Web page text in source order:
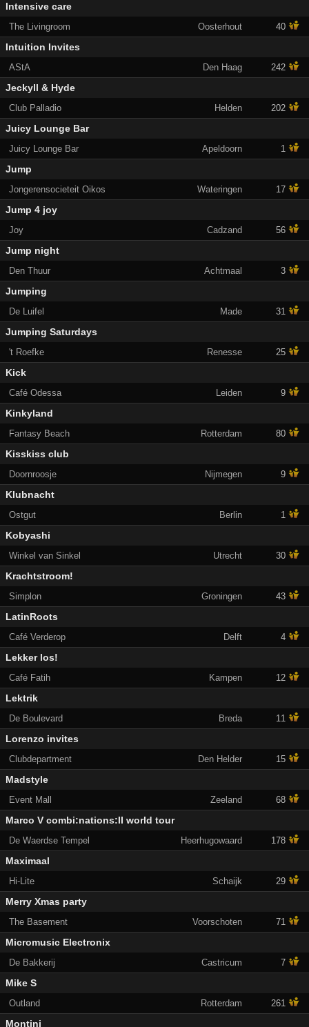
Intensive care
The Livingroom Oosterhout 40
Intuition Invites
AStA Den Haag 242
Jeckyll & Hyde
Club Palladio Helden 202
Juicy Lounge Bar
Juicy Lounge Bar Apeldoorn 1
Jump
Jongerensocieteit Oikos Wateringen 17
Jump 4 joy
Joy Cadzand 56
Jump night
Den Thuur Achtmaal 3
Jumping
De Luifel Made 31
Jumping Saturdays
't Roefke Renesse 25
Kick
Café Odessa Leiden 9
Kinkyland
Fantasy Beach Rotterdam 80
Kisskiss club
Doornroosje Nijmegen 9
Klubnacht
Ostgut Berlin 1
Kobyashi
Winkel van Sinkel Utrecht 30
Krachtstroom!
Simplon Groningen 43
LatinRoots
Café Verderop Delft 4
Lekker los!
Café Fatih Kampen 12
Lektrik
De Boulevard Breda 11
Lorenzo invites
Clubdepartment Den Helder 15
Madstyle
Event Mall Zeeland 68
Marco V combi:nations:II world tour
De Waerdse Tempel Heerhugowaard 178
Maximaal
Hi-Lite Schaijk 29
Merry Xmas party
The Basement Voorschoten 71
Micromusic Electronix
De Bakkerij Castricum 7
Mike S
Outland Rotterdam 261
Montini